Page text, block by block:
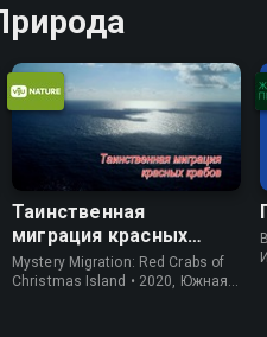
Таинственная
миграция красных
крабов
Mystery Migration: Red Crabs of
Christmas Island • 2020, Южная